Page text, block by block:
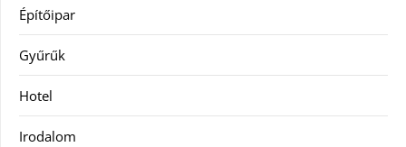
Építőipar
Gyűrűk
Hotel
Irodalom